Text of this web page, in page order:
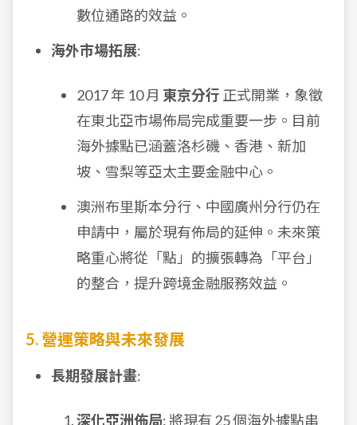
數位通路的效益。
海外市場拓展:
2017 年 10 月 東京分行 正式開業，象徵
在東北亞市場佈局完成重要一步。目前
海外據點已涵蓋洛杉磯、香港、新加
坡、雪梨等亞太主要金融中心。
澳洲布里斯本分行、中國廣州分行仍在
申請中，屬於現有佈局的延伸。未來策
略重心將從「點」的擴張轉為「平台」
的整合，提升跨境金融服務效益。
5. 營運策略與未來發展
長期發展計畫:
深化亞洲佈局: 將現有 25 個海外據點串